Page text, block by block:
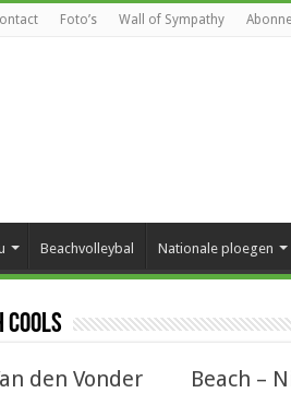
Foto’s Wall of Sympathy
Beachvolleybal Nationale ploegen
Cools
den Vonder
Beach –